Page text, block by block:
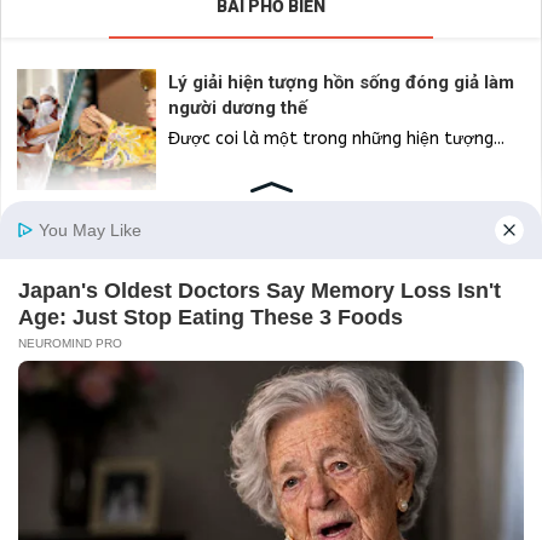
BÀI PHỔ BIẾN
Lý giải hiện tượng hồn sống đóng giả làm
người dương thế
Được coi là một trong những hiện tượng...
Mỗi con giáp 1 Thần Tài độ mệnh: Muốn
động nắm bắt!
Mỗi con giáp lại có một vị Thần Tài độ...
Ý nghĩa thực sự đằng sau các số Thiên
thần 3, 33, 333 và 3333
Bạn có đang thắc mắc tại sao mình cứ...